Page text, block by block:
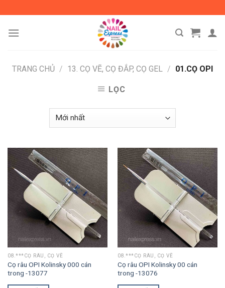
content
TRANG CHỦ / 13. CỌ VẼ, CỌ ĐẮP, CỌ GEL / 01.CỌ OPI
LỌC
08.***CỌ RÂU, CỌ VẼ
Cọ râu OPI Kolinsky 000 cán
trong -13077
08.***CỌ RÂU, CỌ VẼ
Cọ râu OPI Kolinsky 00 cán
trong -13076